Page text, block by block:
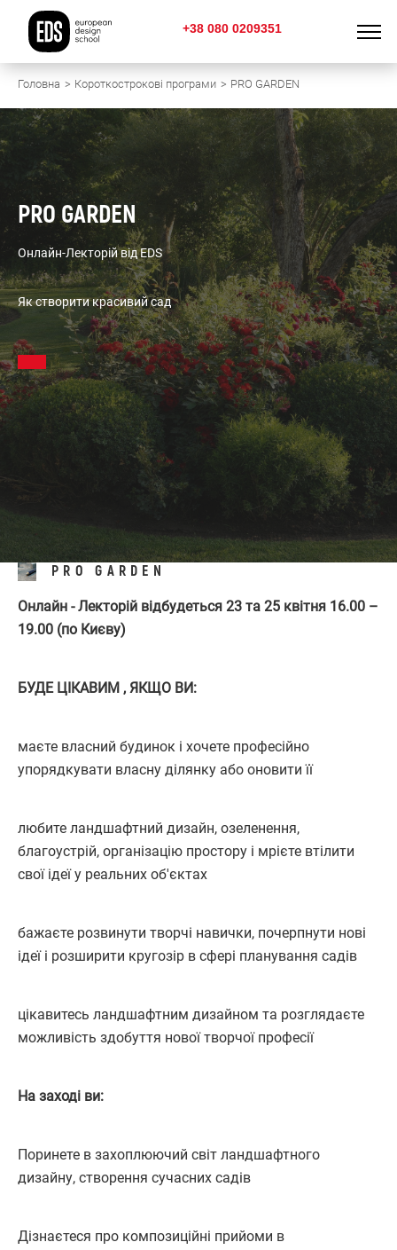
+38 080 0209351
Головна Короткострокові програми PRO GARDEN
PRO GARDEN
Онлайн-Лекторій від EDS
Як створити красивий сад
PRO GARDEN
Онлайн - Лекторій відбудеться 23 та 25 квітня 16.00 –
19.00 (по Києву)
БУДЕ ЦІКАВИМ , ЯКЩО ВИ:
маєте власний будинок і хочете професійно
упорядкувати власну ділянку або оновити її
любите ландшафтний дизайн, озеленення,
благоустрій, організацію простору і мрієте втілити
свої ідеї у реальних об'єктах
бажаєте розвинути творчі навички, почерпнути нові
ідеї і розширити кругозір в сфері планування садів
цікавитесь ландшафтним дизайном та розглядаєте
можливість здобуття нової творчої професії
На заході ви:
Поринете в захоплюючий світ ландшафтного
дизайну, створення сучасних садів
Дізнаєтеся про композиційні прийоми в